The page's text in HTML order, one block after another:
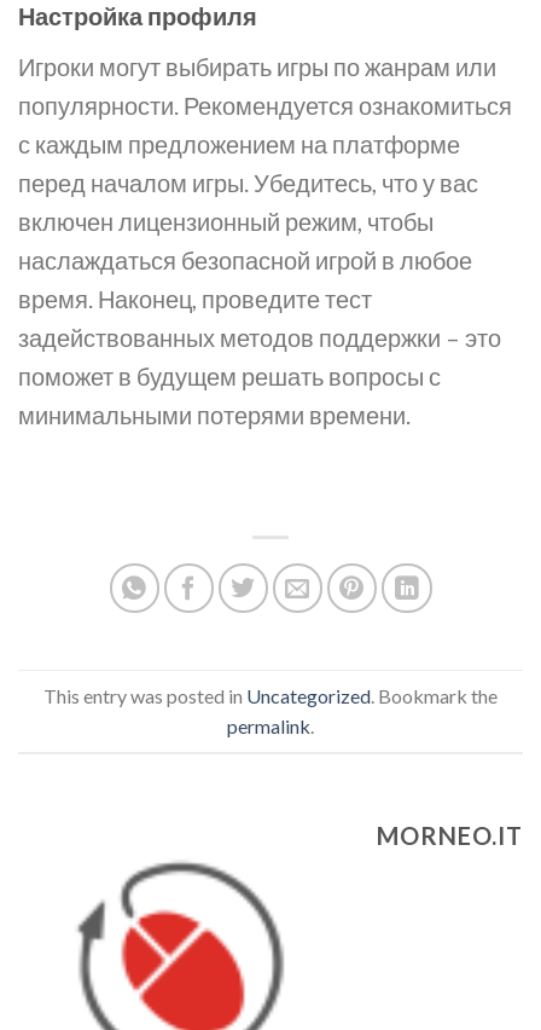
Настройка профиля
Игроки могут выбирать игры по жанрам или
популярности. Рекомендуется ознакомиться
с каждым предложением на платформе
перед началом игры. Убедитесь, что у вас
включен лицензионный режим, чтобы
наслаждаться безопасной игрой в любое
время. Наконец, проведите тест
задействованных методов поддержки – это
поможет в будущем решать вопросы с
минимальными потерями времени.
This entry was posted in Uncategorized . Bookmark the
permalink
MORNEO.IT